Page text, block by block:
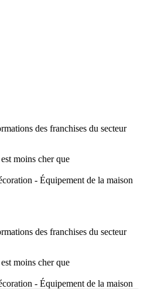
des franchises du secteur
moins cher que
- Équipement de la maison
des franchises du secteur
moins cher que
- Équipement de la maison